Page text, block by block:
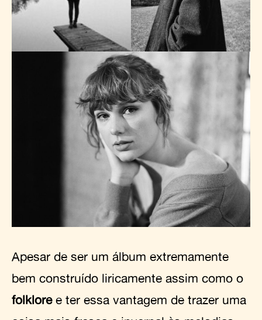
Apesar de ser um álbum extremamente
bem construído liricamente assim como o
folkloree ter essa vantagem de trazer uma